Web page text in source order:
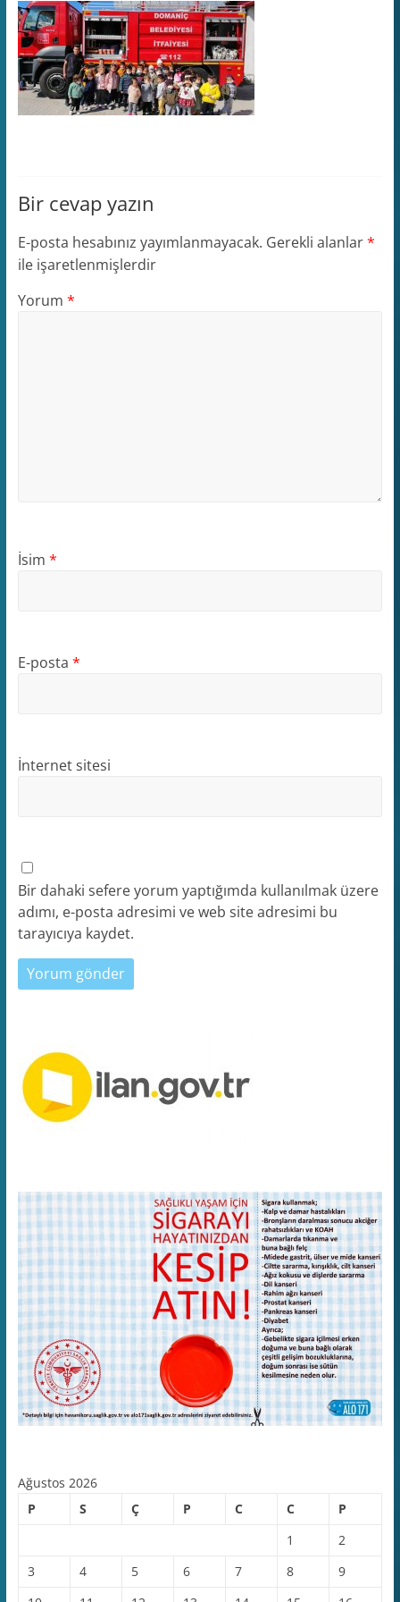
Bir cevap yazın
E-posta hesabınız yayımlanmayacak. Gerekli alanlar*
ile işaretlenmişlerdir
Yorum *
İsim *
E-posta *
İnternet sitesi
Bir dahaki sefere yorum yaptığımda kullanılmak üzere
adımı, e-posta adresimi ve web site adresimi bu
tarayıcıya kaydet.
Ağustos 2026
P
S Ç P C C
P
1
2
3
4 5 6 7 8
9